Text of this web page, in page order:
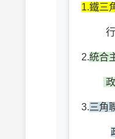
1.鐵三
行
2.統合
3.三角